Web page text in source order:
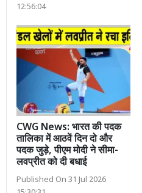
12:56:04
CWG News: भारत की पदक
तालिका में आठवें दिन दो और
पदक जुड़े, पीएम मोदी ने सीमा-
लवप्रीत को दी बधाई
Published On 31 Jul 2026